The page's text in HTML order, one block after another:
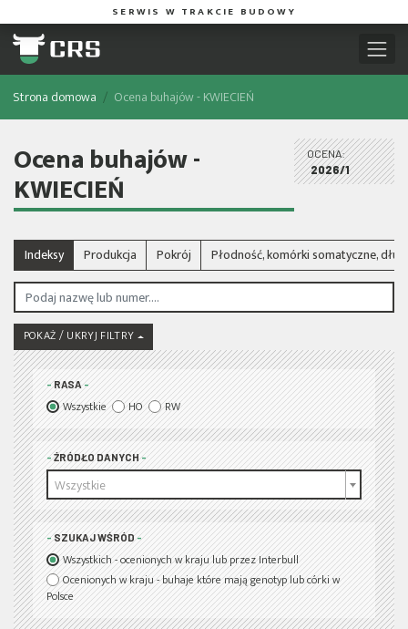
SERWIS W TRAKCIE BUDOWY
Strona domowa Ocena buhajów - KWIECIEŃ
Ocena buhajów -
KWIECIEŃ
OCENA:
2026/1
Indeksy Produkcja Pokrój Płodność, komórki somatyczne,
POKAŻ / UKRYJ FILTRY
RASA
Wszystkie HO RW
ŹRÓDŁO DANYCH
Wszystkie
SZUKAJ WŚRÓD
Wszystkich - ocenionych w kraju lub przez Interbull
Ocenionych w kraju - buhaje które mają genotyp lub córki w
Polsce